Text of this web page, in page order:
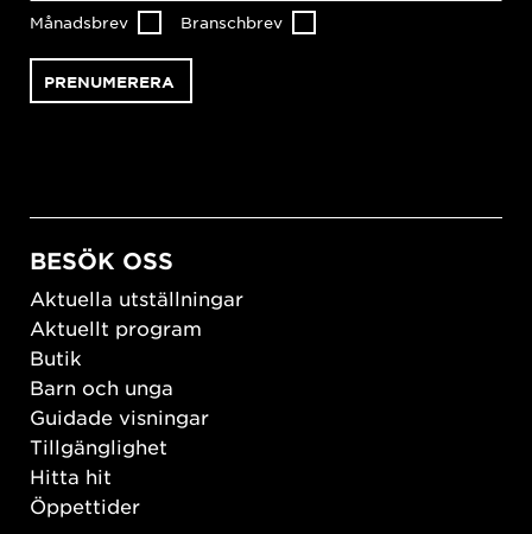
Månadsbrev Branschbrev
BESÖK OSS
Aktuella utställningar
Aktuellt program
Butik
Barn och unga
Guidade visningar
Tillgänglighet
Hitta hit
Öppettider